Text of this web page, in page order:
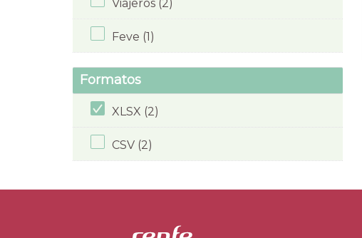
Viajeros (2)
Feve (1)
Formatos
XLSX (2)
CSV (2)